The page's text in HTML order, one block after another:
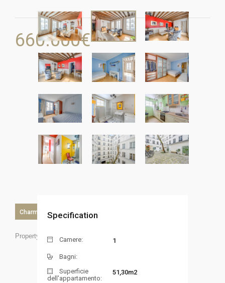
660.000€
Charme
Property ID:
Specification
Camere: 1
Bagni:
Superficie
dell'appartamento:
51,30m2